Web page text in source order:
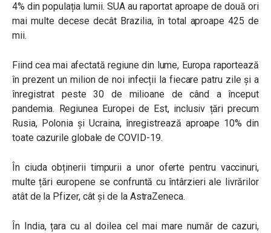
4% din populația lumii. SUA au raportat aproape de două ori
mai multe decese decât Brazilia, în total aproape 425 de
mii.
Fiind cea mai afectată regiune din lume, Europa raportează
în prezent un milion de noi infecții la fiecare patru zile și a
înregistrat peste 30 de milioane de când a început
pandemia. Regiunea Europei de Est, inclusiv țări precum
Rusia, Polonia și Ucraina, înregistrează aproape 10% din
toate cazurile globale de COVID-19.
În ciuda obținerii timpurii a unor oferte pentru vaccinuri,
multe țări europene se confruntă cu întârzieri ale livrărilor
atât de la Pfizer, cât și de la AstraZeneca.
În India, țara cu al doilea cel mai mare număr de cazuri,